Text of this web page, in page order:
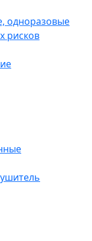
одноразовые
рисков